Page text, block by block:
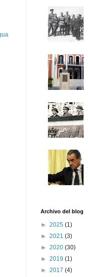
Archivo del blog
► 2025 (1)
► 2021 (3)
► 2020 (30)
► 2019 (1)
► 2017 (4)